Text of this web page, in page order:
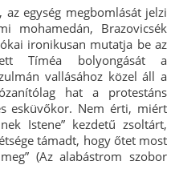
egység megbomlását jelzi
mohamedán, Brazovicsék
ironikusan mutatja be az
Tíméa bolyongását a
vallásához közel áll a
hat a protestáns
esküvőkor. Nem érti, miért
Istene” kezdetű zsoltárt,
támadt, hogy őtet most
(Az alabástrom szobor